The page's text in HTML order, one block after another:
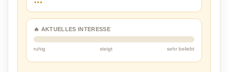
🔥 AKTUELLES INTERESSE
ruhig steigt sehr beliebt